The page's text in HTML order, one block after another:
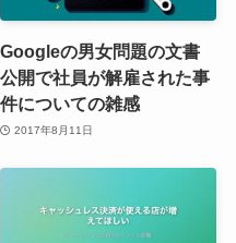
Googleの男女問題の文書
公開で社員が解雇された事
件についての雑感
2017年8月11日